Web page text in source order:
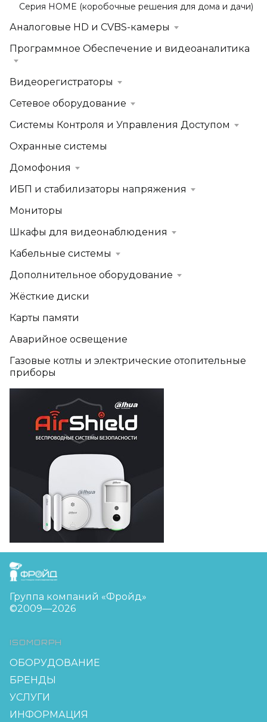
Серия HOME (коробочные решения для дома и дачи)
Аналоговые HD и CVBS-камеры
Программное Обеспечение и видеоаналитика
Видеорегистраторы
Сетевое оборудование
Системы Контроля и Управления Доступом
Охранные системы
Домофония
ИБП и стабилизаторы напряжения
Мониторы
Шкафы для видеонаблюдения
Кабельные системы
Дополнительное оборудование
Жёсткие диски
Карты памяти
Аварийное освещение
Газовые котлы и электрические отопительные
приборы
FreudGroup
Группа компаний «Фройд»
©2009—2026
ISOMORPH
ОБОРУДОВАНИЕ
БРЕНДЫ
УСЛУГИ
ИНФОРМАЦИЯ